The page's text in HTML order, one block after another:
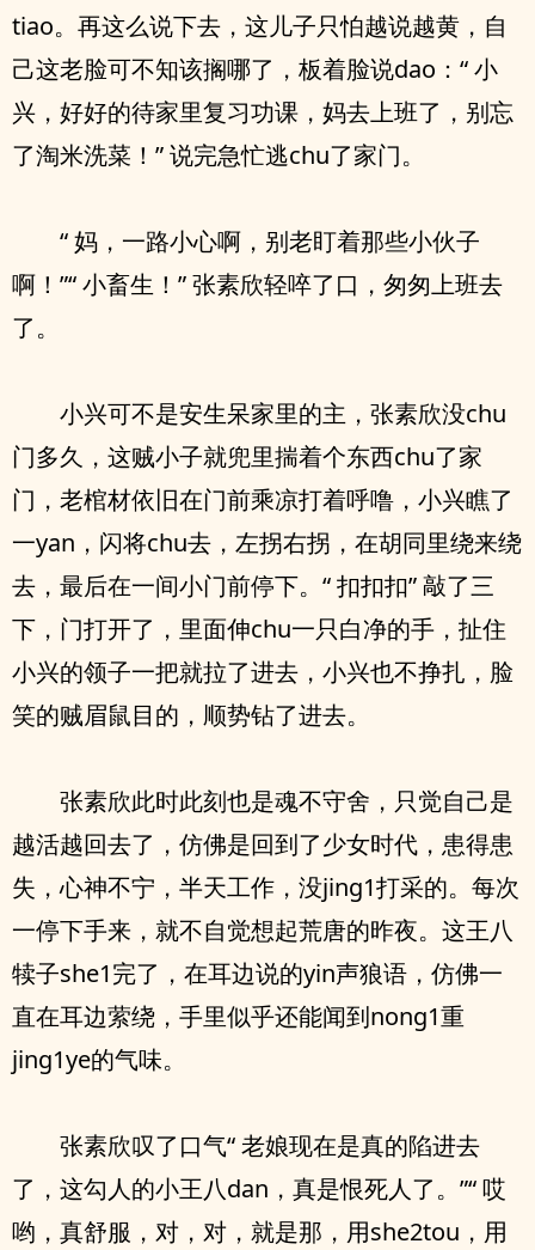
tiao。再这么说下去，这儿子只怕越说越黄，自
己这老脸可不知该搁哪了，板着脸说dao：“ 小
兴，好好的待家里复习功课，妈去上班了，别忘
了淘米洗菜！” 说完急忙逃chu了家门。
“ 妈，一路小心啊，别老盯着那些小伙子
啊！”“ 小畜生！” 张素欣轻啐了口，匆匆上班去
了。
小兴可不是安生呆家里的主，张素欣没chu
门多久，这贼小子就兜里揣着个东西chu了家
门，老棺材依旧在门前乘凉打着呼噜，小兴瞧了
一yan，闪将chu去，左拐右拐，在胡同里绕来绕
去，最后在一间小门前停下。“ 扣扣扣” 敲了三
下，门打开了，里面伸chu一只白净的手，扯住
小兴的领子一把就拉了进去，小兴也不挣扎，脸
笑的贼眉鼠目的，顺势钻了进去。
张素欣此时此刻也是魂不守舍，只觉自己是
越活越回去了，仿佛是回到了少女时代，患得患
失，心神不宁，半天工作，没jing1打采的。每次
一停下手来，就不自觉想起荒唐的昨夜。这王八
犊子she1完了，在耳边说的yin声狼语，仿佛一
直在耳边萦绕，手里似乎还能闻到nong1重
jing1ye的气味。
张素欣叹了口气“ 老娘现在是真的陷进去
了，这勾人的小王八dan，真是恨死人了。”“ 哎
哟，真舒服，对，对，就是那，用she2tou，用